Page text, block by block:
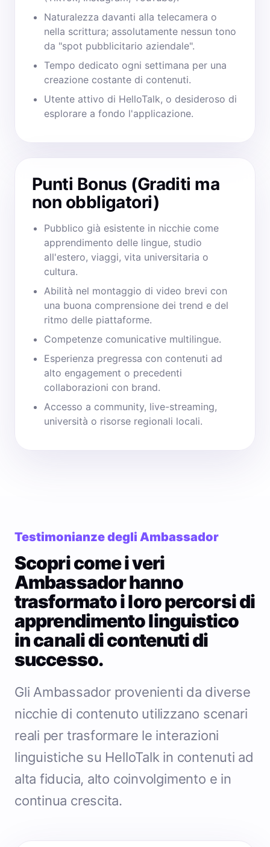
Naturalezza davanti alla telecamera o
nella scrittura; assolutamente nessun tono
da "spot pubblicitario aziendale".
Tempo dedicato ogni settimana per una
creazione costante di contenuti.
Utente attivo di HelloTalk, o desideroso di
esplorare a fondo l'applicazione.
Punti Bonus (Graditi ma
non obbligatori)
Pubblico già esistente in nicchie come
apprendimento delle lingue, studio
all'estero, viaggi, vita universitaria o
cultura.
Abilità nel montaggio di video brevi con
una buona comprensione dei trend e del
ritmo delle piattaforme.
Competenze comunicative multilingue.
Esperienza pregressa con contenuti ad
alto engagement o precedenti
collaborazioni con brand.
Accesso a community, live-streaming,
università o risorse regionali locali.
Testimonianze degli Ambassador
Scopri come i veri
Ambassador hanno
trasformato i loro percorsi di
apprendimento linguistico
in canali di contenuti di
successo.
Gli Ambassador provenienti da diverse
nicchie di contenuto utilizzano scenari
reali per trasformare le interazioni
linguistiche su HelloTalk in contenuti ad
alta fiducia, alto coinvolgimento e in
continua crescita.